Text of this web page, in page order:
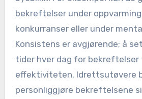
bekreftelser under
konkurranser eller under
Konsistens er avgjørende; å
tider hver dag for bekreftelser
effektiviteten. Idrettsutøvere
personliggjøre bekreftelsene